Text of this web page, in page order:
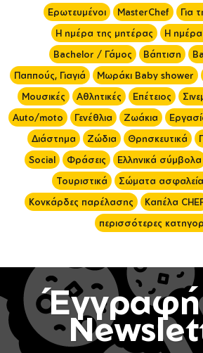
Ερωτευμένοι MasterChef
Για
Η ημέρα της μητέρας
Η
Bachelor / Γάμος
Βάπτιση
Παππούς, Γιαγιά
Μωράκι Baby shower
Μουσικές
Αθλητικές Επέτειος
Auto/moto
Γενέθλια Ζωάκια
Διάστημα
Ζώδια Θρησκευτικά
Social
Φράσεις Ελληνικά σύμβολα
Τουριστικά
Σώματα
Κονκάρδες παρέλασης
Καπέλα
περισσότερες